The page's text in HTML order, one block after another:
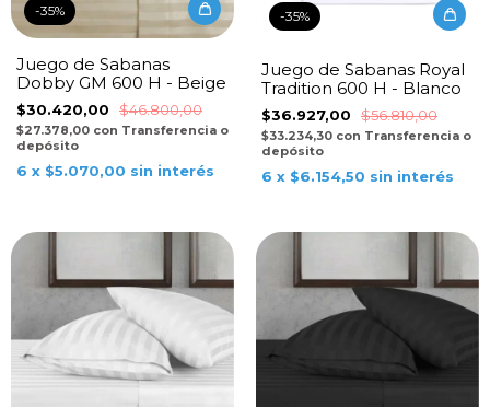
-35%
Juego de Sabanas
Dobby GM 600 H - Beige
$30.420,00 $46.800,00
$27.378,00 con Transferencia o
depósito
6 x $5.070,00 sin interés
-35%
Juego de Sabanas Royal
Tradition 600 H - Blanco
$36.927,00 $56.810,00
$33.234,30 con Transferencia o
depósito
6 x $6.154,50 sin interés